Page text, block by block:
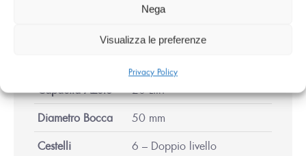
Nega
Visualizza le preferenze
Privacy Policy
Capacità Azoto
20 Litri
Diametro Bocca
50 mm
Cestelli
6 – Doppio livello